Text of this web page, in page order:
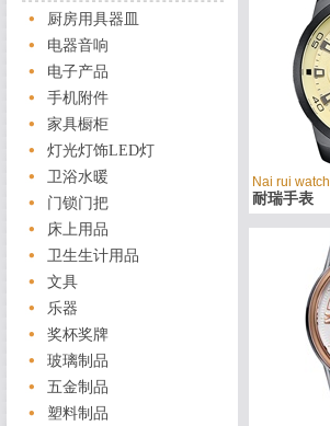
厨房用具器皿
电器音响
电子产品
手机附件
家具橱柜
灯光灯饰LED灯
卫浴水暖
门锁门把
床上用品
卫生生计用品
文具
乐器
奖杯奖牌
玻璃制品
五金制品
塑料制品
Nai rui watch
耐瑞手表